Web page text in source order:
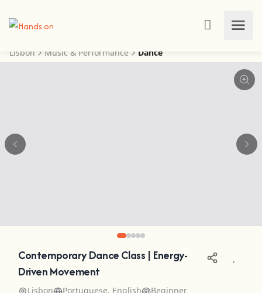
Lisbon Music & Performance Dance
Contemporary Dance Class | Energy-
Driven Movement
Lisbon Portuguese, English Beginner